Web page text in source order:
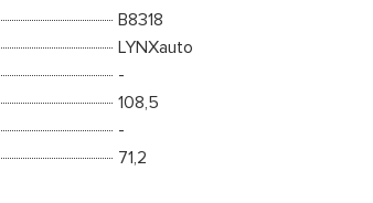
B8318
LYNXauto
-
108,5
-
71,2